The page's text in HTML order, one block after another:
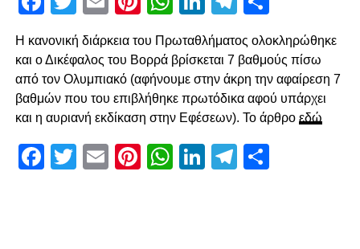
Καμαρά, ο οποίος προσπάθησε να γυρίσει προς τα πίσω,
Κροάτης τον νίκησε. Η επόμενη αξιοσημείωτη φάση
καταγράφηκε στο 78’, με γύρισμα του Ζίβκοβιτς στην
καρδιά της περιοχής και επέμβαση του Τσάβες προ του
επερχόμενου Τισουντάλι.
ADVERTISEMENT
Η κανονική διάρκεια του Πρωταθλήματος ολοκληρώθηκε
και ο Δικέφαλος του Βορρά βρίσκεται 7 βαθμούς πίσω
από τον Ολυμπιακό (αφήνουμε στην άκρη την αφαίρεση 7
βαθμών που του επιβλήθηκε πρωτόδικα αφού υπάρχει
και η αυριανή εκδίκαση στην Εφέσεων). Το άρθρο εδώ
Facebook
Twitter
EmailPinterest
WhatsApp
LinkedIn
Telegram